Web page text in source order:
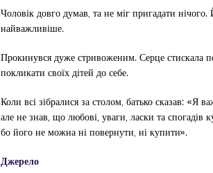
Чоловік довго думав, та не міг пригадати
найважливіше.
Прокинувся дуже стривоженим. Серце стискала
покликати своїх дітей до себе.
Коли всі зібралися за столом, батько сказав: «Я
але не знав, що любові, уваги, ласки та
бо його не можна ні повернути, ні купити».
Джерело